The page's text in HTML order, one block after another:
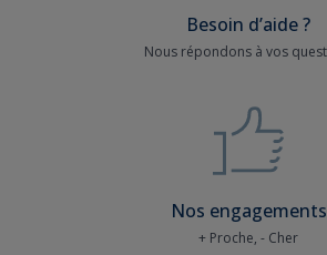
Besoin d’aide ?
Nous répondons à vos
Nos engagements
+ Proche, - Cher